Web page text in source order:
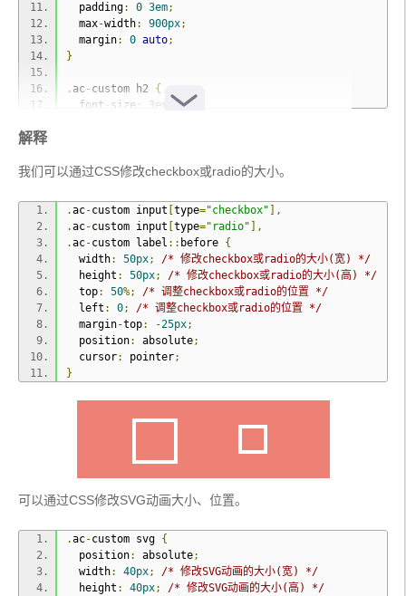
  padding
: 0 3em;
  max
-width: 900px;
  margin
: 0 auto;
}
. ac - custom h2 {
  font
- size : 3em
}
.ac-custom ul,
custom ol
style none ;
  padding
:
  margin
0
;
  max
- width 800px;
custom li
  margin
auto
  position
: relative;
: relative
  font
-size: 2em;
  padding
: 0 0 0 80px
  color
: rgba(0,0,0,0.5);
  cursor
: pointer
-webkit-transition:
  transition
: color 0.3s;
解释
我们可以通过CSS修改checkbox或radio的大小。
.ac-custom input type="checkbox" ],
.ac-custom input type="radio" ],
.ac-custom label :: before {
width: 50px;
/* 修改checkbox或radio的大小(宽) */
height : 50px;
/* 修改checkbox或radio的大小(高) */
top: 50%;
/* 调整checkbox或radio的位置 */
left : 0;
/* 调整checkbox或radio的位置 */
margin-top: -25px;
position: absolute;
cursor: pointer;
}
可以通过CSS修改SVG动画大小、位置。
.ac-custom svg {
position: absolute;
width: 40px;
/* 修改SVG动画的大小(宽) */
height : 40px;
/* 修改SVG动画的大小(高) */